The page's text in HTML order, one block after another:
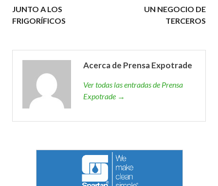
JUNTO A LOS
FRIGORÍFICOS
UN NEGOCIO DE
TERCEROS
Acerca de Prensa Expotrade
Ver todas las entradas de Prensa
Expotrade →